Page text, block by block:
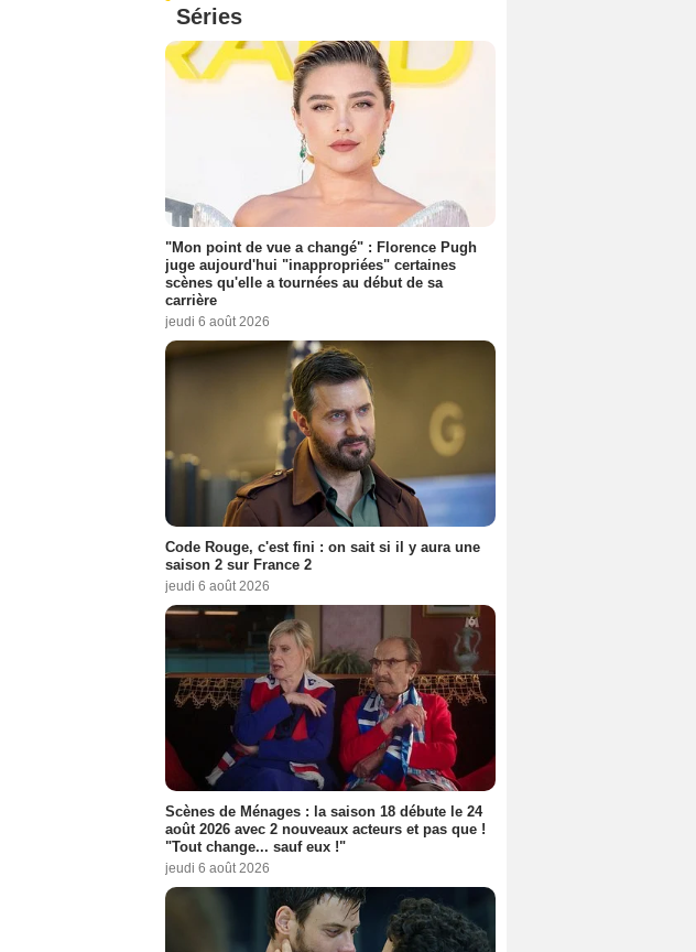
Séries
"Mon point de vue a changé" : Florence Pugh
juge aujourd'hui "inappropriées" certaines
scènes qu'elle a tournées au début de sa
carrière
jeudi 6 août 2026
Code Rouge, c'est fini : on sait si il y aura une
saison 2 sur France 2
jeudi 6 août 2026
Scènes de Ménages : la saison 18 débute le 24
août 2026 avec 2 nouveaux acteurs et pas que !
"Tout change... sauf eux !"
jeudi 6 août 2026